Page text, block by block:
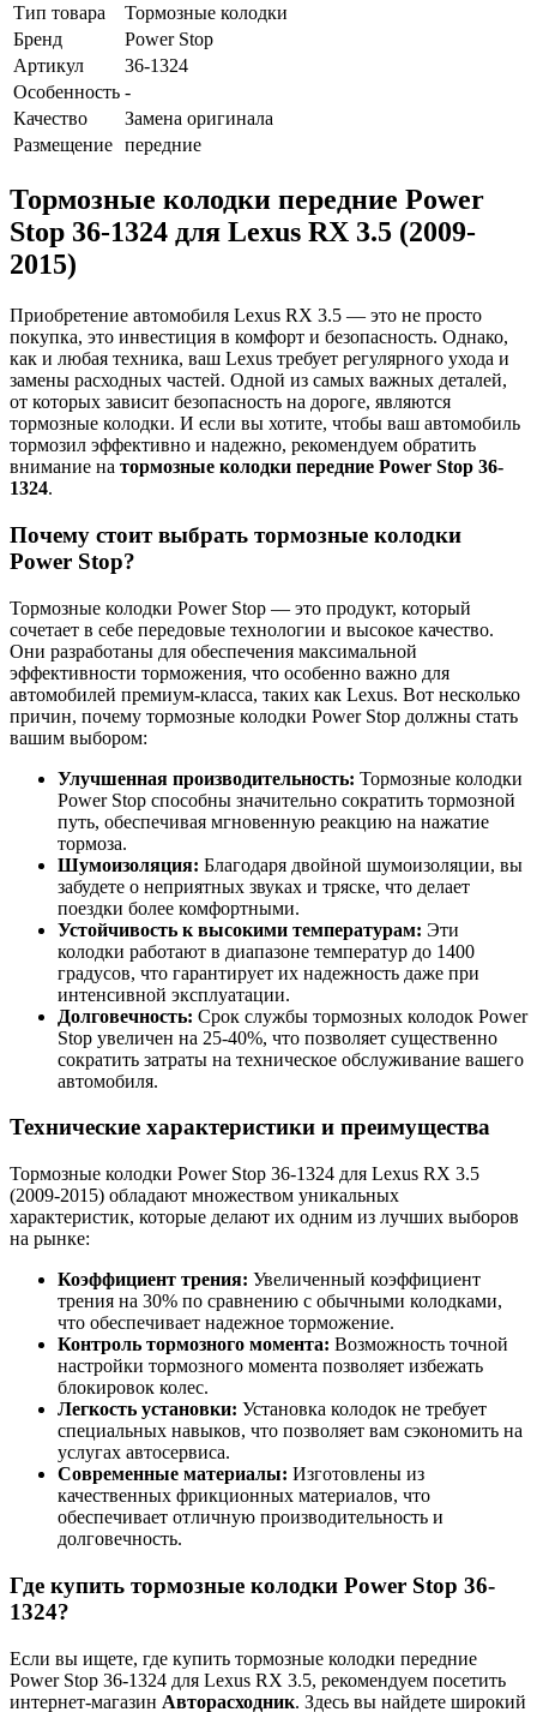
Тип товара
Тормозные колодки
Бренд
Power Stop
Артикул
36-1324
Особенность -
Качество
Замена оригинала
Размещение передние
Тормозные колодки передние Power
Stop 36-1324 для Lexus RX 3.5 (2009-
2015)
Приобретение автомобиля Lexus RX 3.5 — это не просто
покупка, это инвестиция в комфорт и безопасность. Однако,
как и любая техника, ваш Lexus требует регулярного ухода и
замены расходных частей. Одной из самых важных деталей,
от которых зависит безопасность на дороге, являются
тормозные колодки. И если вы хотите, чтобы ваш автомобиль
тормозил эффективно и надежно, рекомендуем обратить
внимание на тормозные колодки передние Power Stop 36-
1324.
Почему стоит выбрать тормозные колодки
Power Stop?
Тормозные колодки Power Stop — это продукт, который
сочетает в себе передовые технологии и высокое качество.
Они разработаны для обеспечения максимальной
эффективности торможения, что особенно важно для
автомобилей премиум-класса, таких как Lexus. Вот несколько
причин, почему тормозные колодки Power Stop должны стать
вашим выбором:
Улучшенная производительность: Тормозные колодки
Power Stop способны значительно сократить тормозной
путь, обеспечивая мгновенную реакцию на нажатие
тормоза.
Шумоизоляция: Благодаря двойной шумоизоляции, вы
забудете о неприятных звуках и тряске, что делает
поездки более комфортными.
Устойчивость к высокими температурам: Эти
колодки работают в диапазоне температур до 1400
градусов, что гарантирует их надежность даже при
интенсивной эксплуатации.
Долговечность: Срок службы тормозных колодок Power
Stop увеличен на 25-40%, что позволяет существенно
сократить затраты на техническое обслуживание вашего
автомобиля.
Технические характеристики и преимущества
Тормозные колодки Power Stop 36-1324 для Lexus RX 3.5
(2009-2015) обладают множеством уникальных
характеристик, которые делают их одним из лучших выборов
на рынке:
Коэффициент трения: Увеличенный коэффициент
трения на 30% по сравнению с обычными колодками,
что обеспечивает надежное торможение.
Контроль тормозного момента: Возможность точной
настройки тормозного момента позволяет избежать
блокировок колес.
Легкость установки: Установка колодок не требует
специальных навыков, что позволяет вам сэкономить на
услугах автосервиса.
Современные материалы: Изготовлены из
качественных фрикционных материалов, что
обеспечивает отличную производительность и
долговечность.
Где купить тормозные колодки Power Stop 36-
1324?
Если вы ищете, где купить тормозные колодки передние
Power Stop 36-1324 для Lexus RX 3.5, рекомендуем посетить
интернет-магазин Авторасходник. Здесь вы найдете широкий